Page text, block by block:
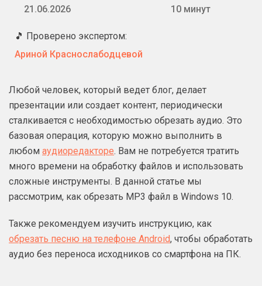
21.06.2026
10 минут
🎵 Проверено экспертом:
Ариной Краснослабодцевой
Любой человек, который ведет блог, делает
презентации или создает контент, периодически
сталкивается с необходимостью обрезать аудио. Это
базовая операция, которую можно выполнить в
любом аудиоредакторе. Вам не потребуется тратить
много времени на обработку файлов и использовать
сложные инструменты. В данной статье мы
рассмотрим, как обрезать MP3 файл в Windows 10.
Также рекомендуем изучить инструкцию, как
обрезать песню на телефоне Android, чтобы обработать
аудио без переноса исходников со смартфона на ПК.